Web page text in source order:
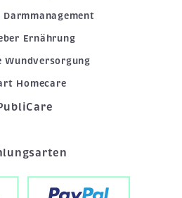
Darmmanagement
Ernährung
Wundversorgung
Homecare